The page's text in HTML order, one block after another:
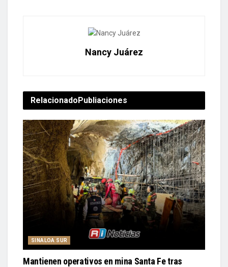
Nancy Juárez
RelacionadoPubliaciones
SINALOA SUR
Mantienen operativos en mina Santa Fe tras